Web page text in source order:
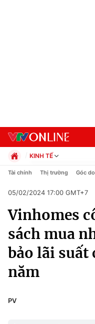
Chuyên mục
Chính trị
Xã hội
KINH TẾ
Chính trị
Pháp luật
Kinh tế
Thể thao
Truyền hình
Văn hóa - Giải trí
Đời sống
Tài chính Thị trường Góc
05/02/2024 17:00 GMT+7
Vinhomes
sách mua
bảo lãi suất
năm
PV